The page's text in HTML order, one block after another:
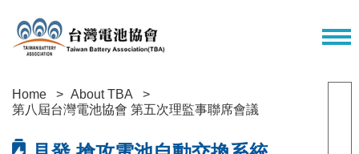
Home
About TBA
第八屆台灣電池協會 第五次理監事聯席會議